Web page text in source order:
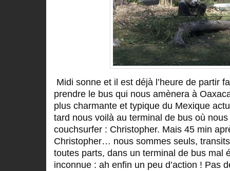
Midi sonne et il est déjà l’heure de partir
prendre le bus qui nous amènera à
plus charmante et typique du Mexique
tard nous voilà au terminal de bus où
couchsurfer : Christopher. Mais 45 min
Christopher… nous sommes seuls,
toutes parts, dans un terminal de bus mal
inconnue : ah enfin un peu d’action ! Pas